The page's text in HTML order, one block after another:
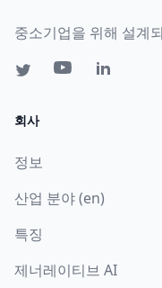
중소기업을 위해 설계
회사
정보
산업 분야 (en)
특징
제너레이티브 AI